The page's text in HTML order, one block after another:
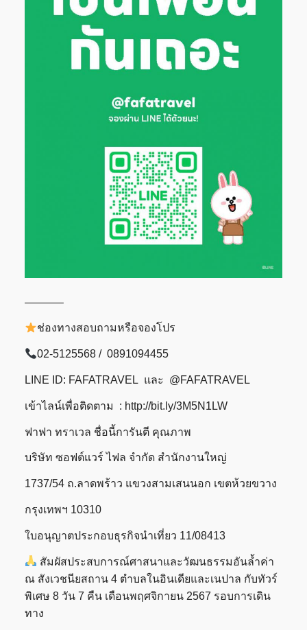
———–
ช่องทางสอบถามหรือจองโปร
02-5125568 / 0891094455
LINE ID: FAFATRAVEL และ @FAFATRAVEL
เข้าไลน์เพื่อติดตาม : http://bit.ly/3M5N1LW
ฟาฟา ทราเวล ชื่อนี้การันตี คุณภาพ
บริษัท ซอฟต์แวร์ ไฟล จำกัด สำนักงานใหญ่
1737/54 ถ.ลาดพร้าว แขวงสามเสนนอก เขตห้วยขวาง
กรุงเทพฯ 10310
ใบอนุญาตประกอบธุรกิจนำเที่ยว 11/08413
สัมผัสประสบการณ์ศาสนาและวัฒนธรรมอันล้ำค่า
ณ สังเวชนียสถาน 4 ตำบลในอินเดียและเนปาล กับทัวร์
พิเศษ 8 วัน 7 คืน เดือนพฤศจิกายน 2567 รอบการเดิน
ทาง